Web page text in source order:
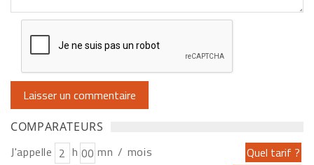
COMPARATEURS
J'appelle h
mn / mois